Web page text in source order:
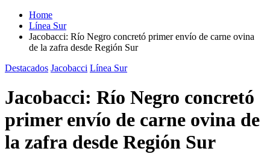
Home
Línea Sur
Jacobacci: Río Negro concretó primer envío de carne ovina
de la zafra desde Región Sur
Destacados Jacobacci Línea Sur
Jacobacci: Río Negro concretó
primer envío de carne ovina de
la zafra desde Región Sur